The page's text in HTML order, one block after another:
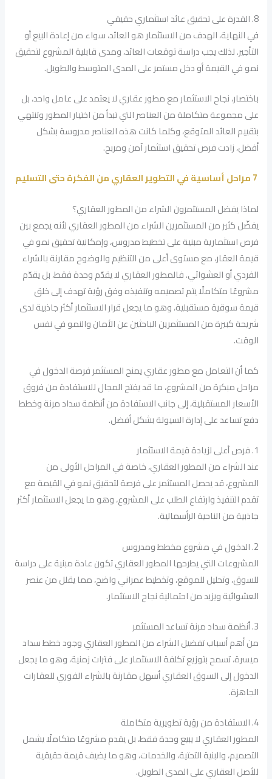
8. القدرة على تحقيق عائد استثماري حقيقي
في النهاية، الهدف من الاستثمار هو العائد، سواء من إعادة البيع أو
التأجير. لذلك يجب دراسة توقعات العائد، ومدى قابلية المشروع لتحقيق
نمو في القيمة أو دخل مستمر على المدى المتوسط والطويل.
باختصار، نجاح الاستثمار مع مطور عقاري لا يعتمد على عامل واحد، بل
على مجموعة متكاملة من العناصر التي تبدأ من اختيار المطور وتنتهي
بتقييم العائد المتوقع، وكلما كانت هذه العناصر مدروسة بشكل
أفضل، زادت فرص تحقيق استثمار آمن ومربح.
7 مراحل أساسية في التطوير العقاري من الفكرة حتى التسليم
لماذا يفضل المستثمرون الشراء من المطور العقاري؟
يفضّل كثير من المستثمرين الشراء من المطور العقاري لأنه يجمع بين
فرص استثمارية مبنية على تخطيط مدروس، وإمكانية تحقيق نمو في
قيمة العقار، مع مستوى أعلى من التنظيم والوضوح مقارنة بالشراء
الفردي أو العشوائي. فالمطور العقاري لا يقدّم وحدة فقط، بل يقدّم
مشروعًا متكاملًا يتم تصميمه وتنفيذه وفق رؤية تهدف إلى خلق
قيمة سوقية مستقبلية، وهو ما يجعل قرار الاستثمار أكثر جاذبية لدى
شريحة كبيرة من المستثمرين الباحثين عن الأمان والنمو في نفس
الوقت.
كما أن التعامل مع مطور عقاري يمنح المستثمر فرصة الدخول في
مراحل مبكرة من المشروع، ما قد يفتح المجال للاستفادة من فروق
الأسعار المستقبلية، إلى جانب الاستفادة من أنظمة سداد مرنة وخطط
دفع تساعد على إدارة السيولة بشكل أفضل.
1. فرص أعلى لزيادة قيمة الاستثمار
عند الشراء من المطور العقاري، خاصة في المراحل الأولى من
المشروع، قد يحصل المستثمر على فرصة لتحقيق نمو في القيمة مع
تقدم التنفيذ وارتفاع الطلب على المشروع، وهو ما يجعل الاستثمار أكثر
جاذبية من الناحية الرأسمالية.
2. الدخول في مشروع مخطط ومدروس
المشروعات التي يطرحها المطور العقاري تكون عادة مبنية على دراسة
للسوق، وتحليل للموقع، وتخطيط عمراني واضح، مما يقلل من عنصر
العشوائية ويزيد من احتمالية نجاح الاستثمار.
3. أنظمة سداد مرنة تساعد المستثمر
من أهم أسباب تفضيل الشراء من المطور العقاري وجود خطط سداد
ميسرة، تسمح بتوزيع تكلفة الاستثمار على فترات زمنية، وهو ما يجعل
الدخول إلى السوق العقاري أسهل مقارنة بالشراء الفوري للعقارات
الجاهزة.
4. الاستفادة من رؤية تطويرية متكاملة
المطور العقاري لا يبيع وحدة فقط، بل يقدم مشروعًا متكاملًا يشمل
التصميم، والبنية التحتية، والخدمات، وهو ما يضيف قيمة حقيقية
للأصل العقاري على المدى الطويل.